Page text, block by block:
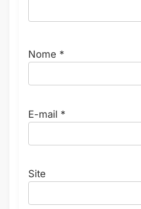
Nome *
E-mail *
Site